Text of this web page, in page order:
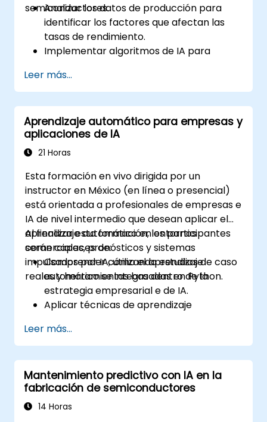
semiconductores.
Analizar los datos de producción para
identificar los factores que afectan las
tasas de rendimiento.
Implementar algoritmos de IA para
rendimiento.
Optimizar los parámetros de producción
para reducir defectos y mejorar los
rendimientos.
Integrar la gestión del rendimiento
impulsada por IA en los flujos de trabajo
Leer más...
Aprendizaje automático para empresas y
aplicaciones de IA
21 Horas
Esta formación en vivo dirigida por un
instructor en México (en línea o presencial)
está orientada a profesionales de empresas e
IA de nivel intermedio que desean aplicar el
aprendizaje automático en entornos
comerciales, pronósticos y sistemas
impulsados por IA, utilizando estudios de caso
reales y herramientas basadas en Python.
Al finalizar esta formación, los participantes
serán capaces de:
Comprender cómo el aprendizaje
automático se integra dentro de la
estrategia empresarial e de IA.
Aplicar técnicas de aprendizaje
problemas estructurados en el ámbito
empresarial.
Preprocesar y transformar datos para su
modelado.
Utilizar redes neuronales para tareas de
clasificación y predicción.
Leer más...
Mantenimiento predictivo con IA en la
fabricación de semiconductores
14 Horas